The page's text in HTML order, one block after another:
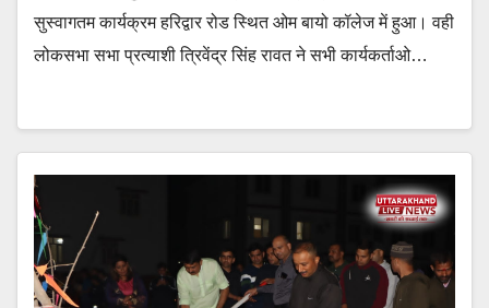
सुस्वागतम कार्यक्रम हरिद्वार रोड स्थित ओम बायो कॉलेज में हुआ। वही
लोकसभा सभा प्रत्याशी त्रिवेंद्र सिंह रावत ने सभी कार्यकर्ताओ…